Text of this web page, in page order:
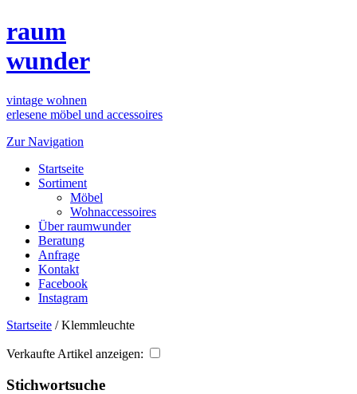
raum
wunder
vintage wohnen
erlesene möbel und accessoires
Zur Navigation
Startseite
Sortiment
Möbel
Wohnaccessoires
Über raumwunder
Beratung
Anfrage
Kontakt
Facebook
Instagram
Startseite /Klemmleuchte
Verkaufte Artikel anzeigen:
Stichwortsuche